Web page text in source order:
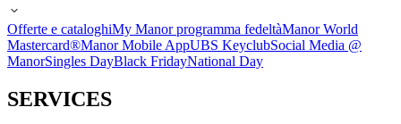
Offerte e cataloghiMy Manor programma fedeltàManor World
Mastercard®Manor Mobile AppUBS KeyclubSocial Media @
ManorSingles DayBlack FridayNational Day
SERVICES